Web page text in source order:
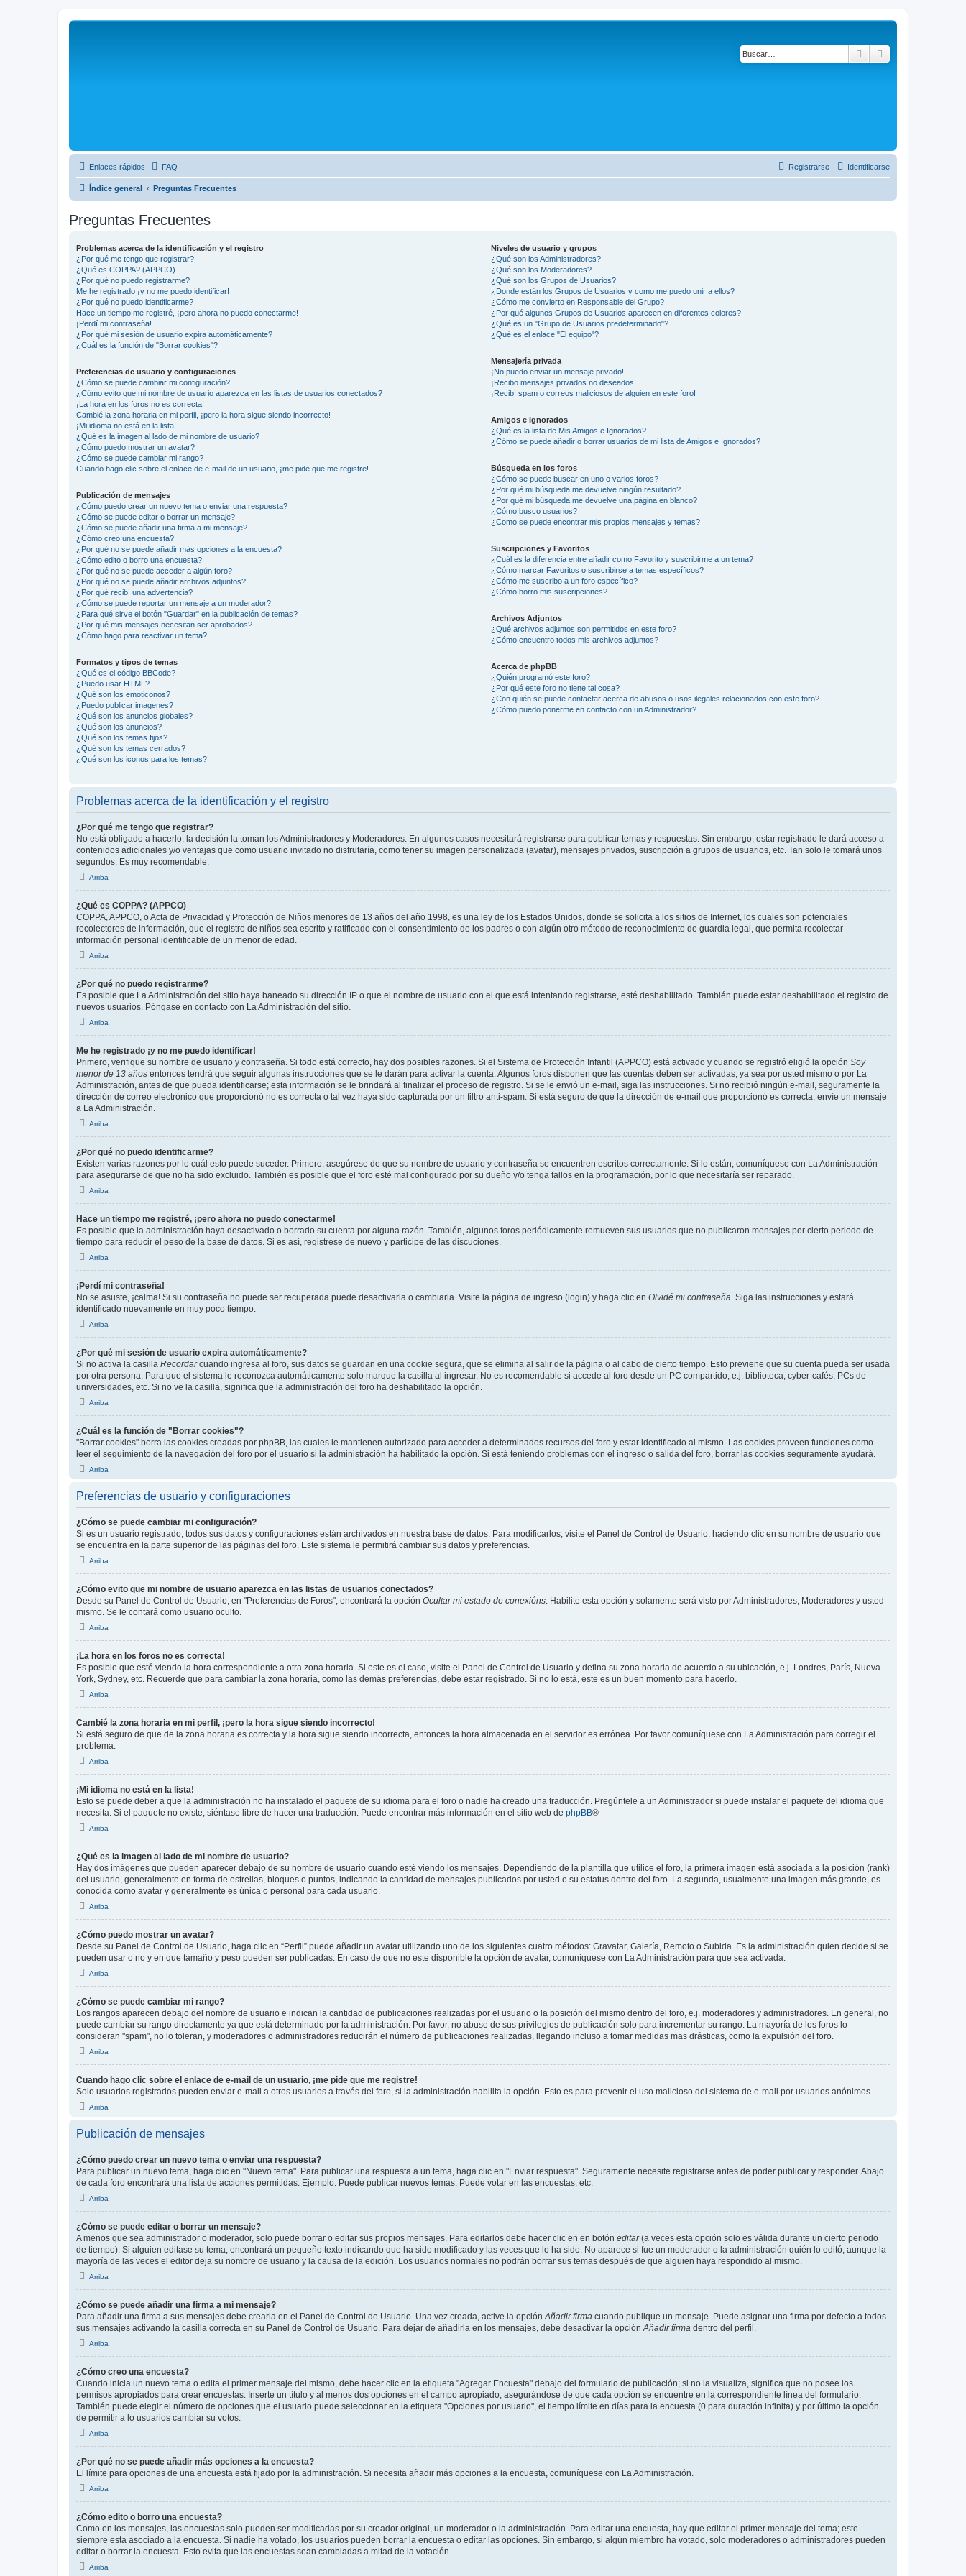
Buscar
Enlaces rápidos FAQ Identificarse
Registrarse
Índice general Preguntas Frecuentes
Preguntas Frecuentes
Problemas acerca de la identificación y el registro
¿Por qué me tengo que registrar?
¿Qué es COPPA? (APPCO)
¿Por qué no puedo registrarme?
Me he registrado ¡y no me puedo identificar!
¿Por qué no puedo identificarme?
Hace un tiempo me registré, ¡pero ahora no puedo conectarme!
¡Perdí mi contraseña!
¿Por qué mi sesión de usuario expira automáticamente?
¿Cuál es la función de "Borrar cookies"?
Preferencias de usuario y configuraciones
¿Cómo se puede cambiar mi configuración?
¿Cómo evito que mi nombre de usuario aparezca en las listas de usuarios conectados?
¡La hora en los foros no es correcta!
Cambié la zona horaria en mi perfil, ¡pero la hora sigue siendo incorrecto!
¡Mi idioma no está en la lista!
¿Qué es la imagen al lado de mi nombre de usuario?
¿Cómo puedo mostrar un avatar?
¿Cómo se puede cambiar mi rango?
Cuando hago clic sobre el enlace de e-mail de un usuario, ¡me pide que me registre!
Publicación de mensajes
¿Cómo puedo crear un nuevo tema o enviar una respuesta?
¿Cómo se puede editar o borrar un mensaje?
¿Cómo se puede añadir una firma a mi mensaje?
¿Cómo creo una encuesta?
¿Por qué no se puede añadir más opciones a la encuesta?
¿Cómo edito o borro una encuesta?
¿Por qué no se puede acceder a algún foro?
¿Por qué no se puede añadir archivos adjuntos?
¿Por qué recibí una advertencia?
¿Cómo se puede reportar un mensaje a un moderador?
¿Para qué sirve el botón "Guardar" en la publicación de temas?
¿Por qué mis mensajes necesitan ser aprobados?
¿Cómo hago para reactivar un tema?
Formatos y tipos de temas
¿Qué es el código BBCode?
¿Puedo usar HTML?
¿Qué son los emoticonos?
¿Puedo publicar imagenes?
¿Qué son los anuncios globales?
¿Qué son los anuncios?
¿Qué son los temas fijos?
¿Qué son los temas cerrados?
¿Qué son los iconos para los temas?
Niveles de usuario y grupos
¿Qué son los Administradores?
¿Qué son los Moderadores?
¿Qué son los Grupos de Usuarios?
¿Donde están los Grupos de Usuarios y como me puedo unir a ellos?
¿Cómo me convierto en Responsable del Grupo?
¿Por qué algunos Grupos de Usuarios aparecen en diferentes colores?
¿Qué es un "Grupo de Usuarios predeterminado"?
¿Qué es el enlace "El equipo"?
Mensajería privada
¡No puedo enviar un mensaje privado!
¡Recibo mensajes privados no deseados!
¡Recibí spam o correos maliciosos de alguien en este foro!
Amigos e Ignorados
¿Qué es la lista de Mis Amigos e Ignorados?
¿Cómo se puede añadir o borrar usuarios de mi lista de Amigos e Ignorados?
Búsqueda en los foros
¿Cómo se puede buscar en uno o varios foros?
¿Por qué mi búsqueda me devuelve ningún resultado?
¿Por qué mi búsqueda me devuelve una página en blanco?
¿Cómo busco usuarios?
¿Como se puede encontrar mis propios mensajes y temas?
Suscripciones y Favoritos
¿Cuál es la diferencia entre añadir como Favorito y suscribirme a un tema?
¿Cómo marcar Favoritos o suscribirse a temas específicos?
¿Cómo me suscribo a un foro específico?
¿Cómo borro mis suscripciones?
Archivos Adjuntos
¿Qué archivos adjuntos son permitidos en este foro?
¿Cómo encuentro todos mis archivos adjuntos?
Acerca de phpBB
¿Quién programó este foro?
¿Por qué este foro no tiene tal cosa?
¿Con quién se puede contactar acerca de abusos o usos ilegales relacionados con este foro?
¿Cómo puedo ponerme en contacto con un Administrador?
Problemas acerca de la identificación y el registro
¿Por qué me tengo que registrar?
No está obligado a hacerlo, la decisión la toman los Administradores y Moderadores. En algunos casos necesitará registrarse para publicar temas y respuestas. Sin embargo, estar registrado le dará acceso a
contenidos adicionales y/o ventajas que como usuario invitado no disfrutaría, como tener su imagen personalizada (avatar), mensajes privados, suscripción a grupos de usuarios, etc. Tan solo le tomará unos
segundos. Es muy recomendable.
Arriba
¿Qué es COPPA? (APPCO)
COPPA, APPCO, o Acta de Privacidad y Protección de Niños menores de 13 años del año 1998, es una ley de los Estados Unidos, donde se solicita a los sitios de Internet, los cuales son potenciales
recolectores de información, que el registro de niños sea escrito y ratificado con el consentimiento de los padres o con algún otro método de reconocimiento de guardia legal, que permita recolectar
información personal identificable de un menor de edad.
Arriba
¿Por qué no puedo registrarme?
Es posible que La Administración del sitio haya baneado su dirección IP o que el nombre de usuario con el que está intentando registrarse, esté deshabilitado. También puede estar deshabilitado el registro de
nuevos usuarios. Póngase en contacto con La Administración del sitio.
Arriba
Me he registrado ¡y no me puedo identificar!
Primero, verifique su nombre de usuario y contraseña. Si todo está correcto, hay dos posibles razones. Si el Sistema de Protección Infantil (APPCO) está activado y cuando se registró eligió la opción Soy
menor de 13 años entonces tendrá que seguir algunas instrucciones que se le darán para activar la cuenta. Algunos foros disponen que las cuentas deben ser activadas, ya sea por usted mismo o por La
Administración, antes de que pueda identificarse; esta información se le brindará al finalizar el proceso de registro. Si se le envió un e-mail, siga las instrucciones. Si no recibió ningún e-mail, seguramente la
dirección de correo electrónico que proporcionó no es correcta o tal vez haya sido capturada por un filtro anti-spam. Si está seguro de que la dirección de e-mail que proporcionó es correcta, envíe un mensaje
a La Administración.
Arriba
¿Por qué no puedo identificarme?
Existen varias razones por lo cuál esto puede suceder. Primero, asegúrese de que su nombre de usuario y contraseña se encuentren escritos correctamente. Si lo están, comuníquese con La Administración
para asegurarse de que no ha sido excluido. También es posible que el foro esté mal configurado por su dueño y/o tenga fallos en la programación, por lo que necesitaría ser reparado.
Arriba
Hace un tiempo me registré, ¡pero ahora no puedo conectarme!
Es posible que la administración haya desactivado o borrado su cuenta por alguna razón. También, algunos foros periódicamente remueven sus usuarios que no publicaron mensajes por cierto periodo de
tiempo para reducir el peso de la base de datos. Si es así, registrese de nuevo y participe de las discuciones.
Arriba
¡Perdí mi contraseña!
No se asuste, ¡calma! Si su contraseña no puede ser recuperada puede desactivarla o cambiarla. Visite la página de ingreso (login) y haga clic en Olvidé mi contraseña. Siga las instrucciones y estará
identificado nuevamente en muy poco tiempo.
Arriba
¿Por qué mi sesión de usuario expira automáticamente?
Si no activa la casilla Recordarcuando ingresa al foro, sus datos se guardan en una cookie segura, que se elimina al salir de la página o al cabo de cierto tiempo. Esto previene que su cuenta pueda ser usada
por otra persona. Para que el sistema le reconozca automáticamente solo marque la casilla al ingresar. No es recomendable si accede al foro desde un PC compartido, e.j. biblioteca, cyber-cafés, PCs de
universidades, etc. Si no ve la casilla, significa que la administración del foro ha deshabilitado la opción.
Arriba
¿Cuál es la función de "Borrar cookies"?
"Borrar cookies" borra las cookies creadas por phpBB, las cuales le mantienen autorizado para acceder a determinados recursos del foro y estar identificado al mismo. Las cookies proveen funciones como
leer el seguimiento de la navegación del foro por el usuario si la administración ha habilitado la opción. Si está teniendo problemas con el ingreso o salida del foro, borrar las cookies seguramente ayudará.
Arriba
Preferencias de usuario y configuraciones
¿Cómo se puede cambiar mi configuración?
Si es un usuario registrado, todos sus datos y configuraciones están archivados en nuestra base de datos. Para modificarlos, visite el Panel de Control de Usuario; haciendo clic en su nombre de usuario que
se encuentra en la parte superior de las páginas del foro. Este sistema le permitirá cambiar sus datos y preferencias.
Arriba
¿Cómo evito que mi nombre de usuario aparezca en las listas de usuarios conectados?
Desde su Panel de Control de Usuario, en "Preferencias de Foros", encontrará la opción Ocultar mi estado de conexións. Habilite esta opción y solamente será visto por Administradores, Moderadores y usted
mismo. Se le contará como usuario oculto.
Arriba
¡La hora en los foros no es correcta!
Es posible que esté viendo la hora correspondiente a otra zona horaria. Si este es el caso, visite el Panel de Control de Usuario y defina su zona horaria de acuerdo a su ubicación, e.j. Londres, París, Nueva
York, Sydney, etc. Recuerde que para cambiar la zona horaria, como las demás preferencias, debe estar registrado. Si no lo está, este es un buen momento para hacerlo.
Arriba
Cambié la zona horaria en mi perfil, ¡pero la hora sigue siendo incorrecto!
Si está seguro de que de la zona horaria es correcta y la hora sigue siendo incorrecta, entonces la hora almacenada en el servidor es errónea. Por favor comuníquese con La Administración para corregir el
problema.
Arriba
¡Mi idioma no está en la lista!
Esto se puede deber a que la administración no ha instalado el paquete de su idioma para el foro o nadie ha creado una traducción. Pregúntele a un Administrador si puede instalar el paquete del idioma que
necesita. Si el paquete no existe, siéntase libre de hacer una traducción. Puede encontrar más información en el sitio web de phpBB®
Arriba
¿Qué es la imagen al lado de mi nombre de usuario?
Hay dos imágenes que pueden aparecer debajo de su nombre de usuario cuando esté viendo los mensajes. Dependiendo de la plantilla que utilice el foro, la primera imagen está asociada a la posición (rank)
del usuario, generalmente en forma de estrellas, bloques o puntos, indicando la cantidad de mensajes publicados por usted o su estatus dentro del foro. La segunda, usualmente una imagen más grande, es
conocida como avatar y generalmente es única o personal para cada usuario.
Arriba
¿Cómo puedo mostrar un avatar?
Desde su Panel de Control de Usuario, haga clic en “Perfil” puede añadir un avatar utilizando uno de los siguientes cuatro métodos: Gravatar, Galería, Remoto o Subida. Es la administración quien decide si se
pueden usar o no y en que tamaño y peso pueden ser publicadas. En caso de que no este disponible la opción de avatar, comuníquese con La Administración para que sea activada.
Arriba
¿Cómo se puede cambiar mi rango?
Los rangos aparecen debajo del nombre de usuario e indican la cantidad de publicaciones realizadas por el usuario o la posición del mismo dentro del foro, e.j. moderadores y administradores. En general, no
puede cambiar su rango directamente ya que está determinado por la administración. Por favor, no abuse de sus privilegios de publicación solo para incrementar su rango. La mayoría de los foros lo
consideran "spam", no lo toleran, y moderadores o administradores reducirán el número de publicaciones realizadas, llegando incluso a tomar medidas mas drásticas, como la expulsión del foro.
Arriba
Cuando hago clic sobre el enlace de e-mail de un usuario, ¡me pide que me registre!
Solo usuarios registrados pueden enviar e-mail a otros usuarios a través del foro, si la administración habilita la opción. Esto es para prevenir el uso malicioso del sistema de e-mail por usuarios anónimos.
Arriba
Publicación de mensajes
¿Cómo puedo crear un nuevo tema o enviar una respuesta?
Para publicar un nuevo tema, haga clic en "Nuevo tema". Para publicar una respuesta a un tema, haga clic en "Enviar respuesta". Seguramente necesite registrarse antes de poder publicar y responder. Abajo
de cada foro encontrará una lista de acciones permitidas. Ejemplo: Puede publicar nuevos temas, Puede votar en las encuestas, etc.
Arriba
¿Cómo se puede editar o borrar un mensaje?
A menos que sea administrador o moderador, solo puede borrar o editar sus propios mensajes. Para editarlos debe hacer clic en en botón editar(a veces esta opción solo es válida durante un cierto periodo
de tiempo). Si alguien editase su tema, encontrará un pequeño texto indicando que ha sido modificado y las veces que lo ha sido. No aparece si fue un moderador o la administración quién lo editó, aunque la
mayoría de las veces el editor deja su nombre de usuario y la causa de la edición. Los usuarios normales no podrán borrar sus temas después de que alguien haya respondido al mismo.
Arriba
¿Cómo se puede añadir una firma a mi mensaje?
Para añadir una firma a sus mensajes debe crearla en el Panel de Control de Usuario. Una vez creada, active la opciónAñadir firma cuando publique un mensaje. Puede asignar una firma por defecto a todos
sus mensajes activando la casilla correcta en su Panel de Control de Usuario. Para dejar de añadirla en los mensajes, debe desactivar la opciónAñadir firma dentro del perfil.
Arriba
¿Cómo creo una encuesta?
Cuando inicia un nuevo tema o edita el primer mensaje del mismo, debe hacer clic en la etiqueta "Agregar Encuesta" debajo del formulario de publicación; si no la visualiza, significa que no posee los
permisos apropiados para crear encuestas. Inserte un título y al menos dos opciones en el campo apropiado, asegurándose de que cada opción se encuentre en la correspondiente línea del formulario.
También puede elegir el número de opciones que el usuario puede seleccionar en la etiqueta "Opciones por usuario", el tiempo límite en días para la encuesta (0 para duración infinita) y por último la opción
de permitir a lo usuarios cambiar su votos.
Arriba
¿Por qué no se puede añadir más opciones a la encuesta?
El límite para opciones de una encuesta está fijado por la administración. Si necesita añadir más opciones a la encuesta, comuníquese con La Administración.
Arriba
¿Cómo edito o borro una encuesta?
Como en los mensajes, las encuestas solo pueden ser modificadas por su creador original, un moderador o la administración. Para editar una encuesta, hay que editar el primer mensaje del tema; este
siempre esta asociado a la encuesta. Si nadie ha votado, los usuarios pueden borrar la encuesta o editar las opciones. Sin embargo, si algún miembro ha votado, solo moderadores o administradores pueden
editar o borrar la encuesta. Esto evita que las encuestas sean cambiadas a mitad de la votación.
Arriba